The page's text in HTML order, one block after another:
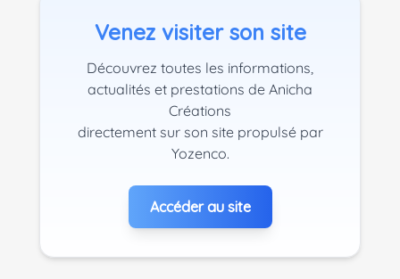
Venez visiter son site
Découvrez toutes les informations,
actualités et prestations de Anicha
Créations
directement sur son site propulsé par
Yozenco.
Accéder au site